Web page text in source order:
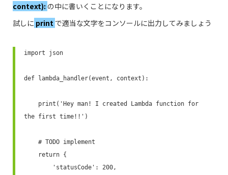
context): の中に書いくことになります。
試しに print で適当な文字をコンソールに出力してみましょう
import json
def lambda_handler(event, context):
the first time!!')